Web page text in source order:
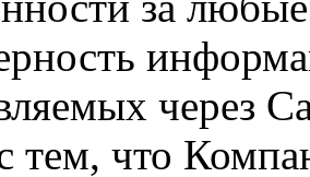
через
тем, что